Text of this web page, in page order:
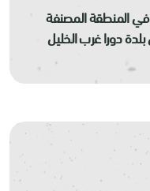
في المنطقة المصنفة
دورا غرب الخليل